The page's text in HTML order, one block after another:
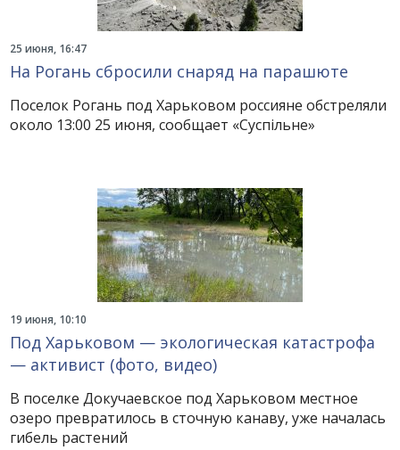
25 июня, 16:47
На Рогань сбросили снаряд на парашюте
Поселок Рогань под Харьковом россияне обстреляли
около 13:00 25 июня, сообщает «Суспільне»
19 июня, 10:10
Под Харьковом — экологическая катастрофа
— активист (фото, видео)
В поселке Докучаевское под Харьковом местное
озеро превратилось в сточную канаву, уже началась
гибель растений